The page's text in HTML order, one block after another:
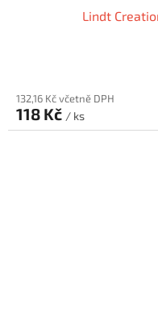
Lindt
132,16 Kč včetně DPH
118 Kč / ks